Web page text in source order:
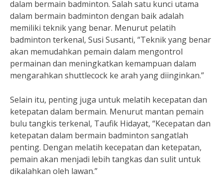
dalam bermain badminton. Salah satu kunci utama
dalam bermain badminton dengan baik adalah
memiliki teknik yang benar. Menurut pelatih
badminton terkenal, Susi Susanti, “Teknik yang benar
akan memudahkan pemain dalam mengontrol
permainan dan meningkatkan kemampuan dalam
mengarahkan shuttlecock ke arah yang diinginkan.”
Selain itu, penting juga untuk melatih kecepatan dan
ketepatan dalam bermain. Menurut mantan pemain
bulu tangkis terkenal, Taufik Hidayat, “Kecepatan dan
ketepatan dalam bermain badminton sangatlah
penting. Dengan melatih kecepatan dan ketepatan,
pemain akan menjadi lebih tangkas dan sulit untuk
dikalahkan oleh lawan.”